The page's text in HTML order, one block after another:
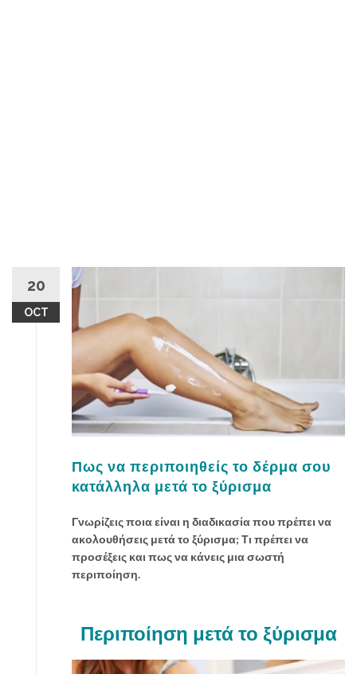
20
OCT
Πως να περιποιηθείς το δέρμα σου
κατάλληλα μετά το ξύρισμα
Γνωρίζεις ποια είναι η διαδικασία που πρέπει να
ακολουθήσεις μετά το ξύρισμα; Τι πρέπει να
προσέξεις και πως να κάνεις μια σωστή
περιποίηση.
Περιποίηση μετά το ξύρισμα